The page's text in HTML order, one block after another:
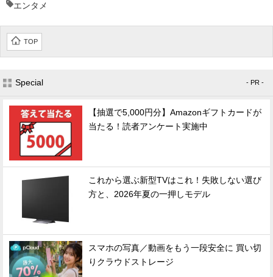
エンタメ
TOP
Special - PR -
【抽選で5,000円分】Amazonギフトカードが
当たる！読者アンケート実施中
これから選ぶ新型TVはこれ！失敗しない選び
方と、2026年夏の一押しモデル
スマホの写真／動画をもう一段安全に 買い切
りクラウドストレージ